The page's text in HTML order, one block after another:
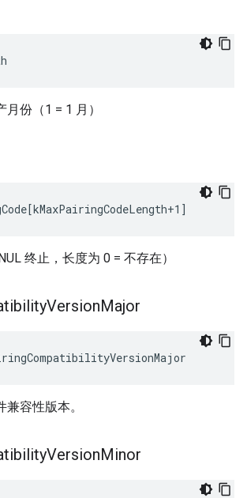
份（1 = 1 月）
终止，长度为 0 = 不存在）
VersionMajor
容性版本。
VersionMinor